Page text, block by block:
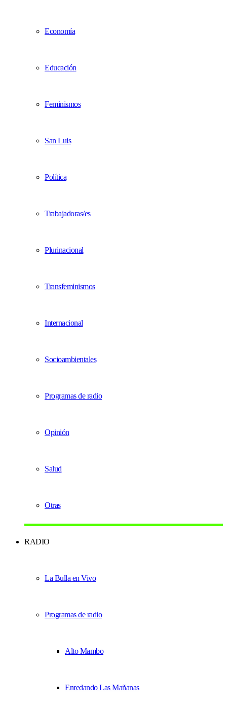
Economía
Educación
Feminismos
San Luis
Política
Trabajadoras/es
Plurinacional
Transfeminismos
Internacional
Socioambientales
Programas de radio
Opinión
Salud
Otras
RADIO
La Bulla en Vivo
Programas de radio
Alto Mambo
Enredando Las Mañanas